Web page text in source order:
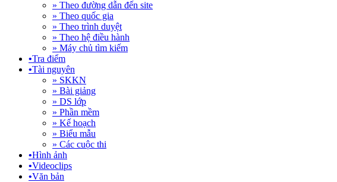
» Theo đường dẫn đến site
» Theo quốc gia
» Theo trình duyệt
» Theo hệ điều hành
» Máy chủ tìm kiếm
•Tra điểm
•Tài nguyên
» SKKN
» Bài giảng
» DS lớp
» Phần mềm
» Kế hoạch
» Biểu mẫu
» Các cuộc thi
•Hình ảnh
•Videoclips
•Văn bản